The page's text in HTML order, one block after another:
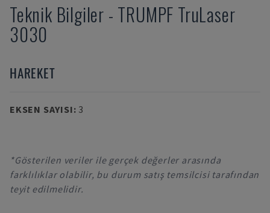
Teknik Bilgiler - TRUMPF TruLaser
3030
HAREKET
EKSEN SAYISI: 3
*Gösterilen veriler ile gerçek değerler arasında
farklılıklar olabilir, bu durum satış temsilcisi tarafından
teyit edilmelidir.